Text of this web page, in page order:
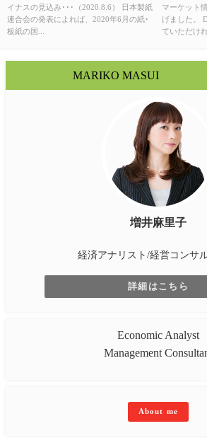
イナスの見込み･･･（2020.8.6） 日本製紙
連合会の発表によれば、2020年6月の紙･
板紙の国...
マーケット
げました。
ていただけれ
MARIKO MASUI
増井麻里子
経済アナリスト/経営コンサ
詳細はこちら
Economic Analyst
Management
About me